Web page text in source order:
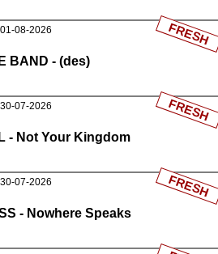
01-08-2026
BAND - (des)
FRESH
30-07-2026
- Not Your Kingdom
FRESH
30-07-2026
- Nowhere Speaks
FRESH